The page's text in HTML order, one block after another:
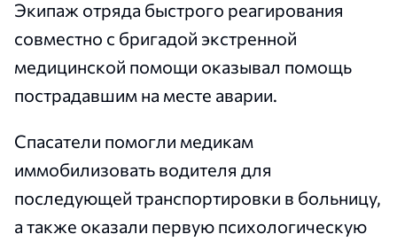
Экипаж отряда быстрого реагирования
совместно с бригадой экстренной
медицинской помощи оказывал помощь
пострадавшим на месте аварии.
Спасатели помогли медикам
иммобилизовать водителя для
последующей транспортировки в больницу,
а также оказали первую психологическую